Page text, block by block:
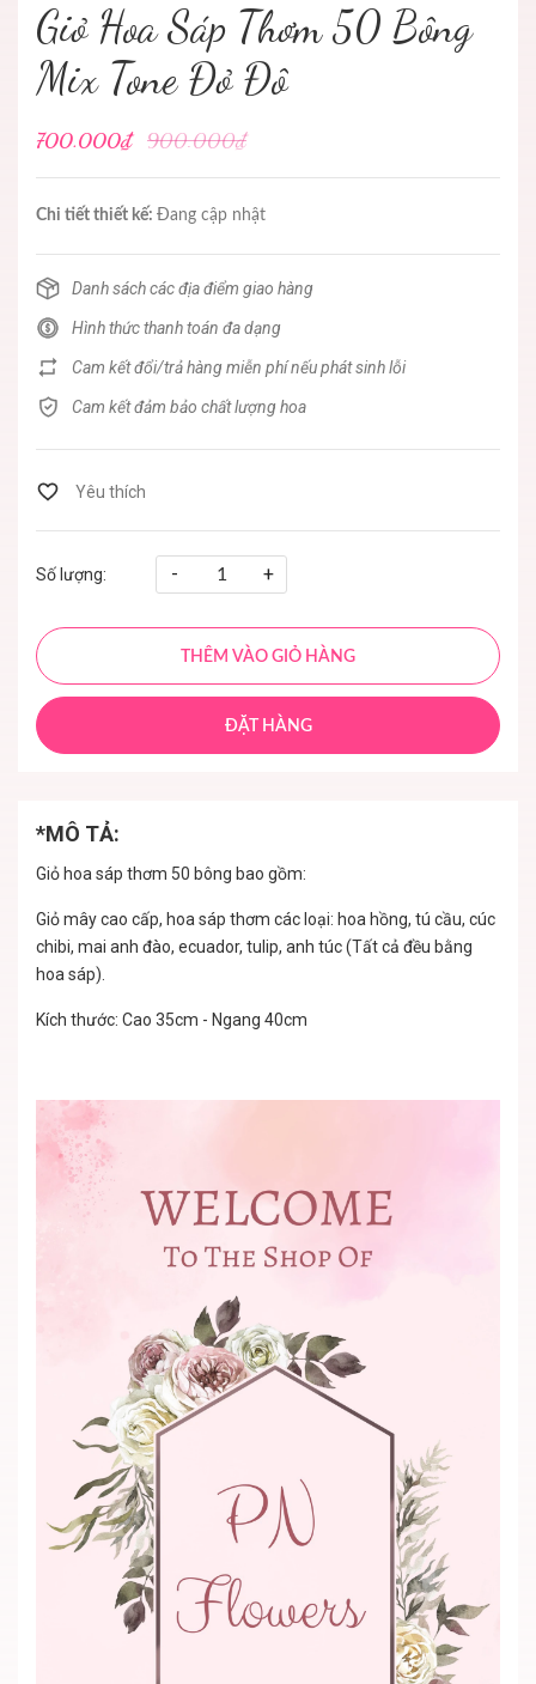
Giỏ Hoa Sáp Thơm 50 Bông
Mix Tone Đỏ Đô
700.000₫ 900.000₫
Chi tiết thiết kế: Đang cập nhật
Danh sách các địa điểm giao hàng
Hình thức thanh toán đa dạng
Cam kết đổi/trả hàng miễn phí nếu phát sinh lỗi
Cam kết đảm bảo chất lượng hoa
Số lượng: - +
THÊM VÀO GIỎ HÀNG
ĐẶT HÀNG
*MÔ TẢ:
Giỏ hoa sáp thơm 50 bông bao gồm:
Giỏ mây cao cấp, hoa sáp thơm các loại: hoa hồng, tú cầu, cúc
chibi, mai anh đào, ecuador, tulip, anh túc (Tất cả đều bằng
hoa sáp).
Kích thước: Cao 35cm - Ngang 40cm